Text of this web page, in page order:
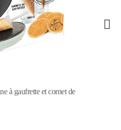
à gaufrette et cornet de